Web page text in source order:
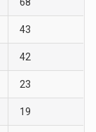
43
42
23
19